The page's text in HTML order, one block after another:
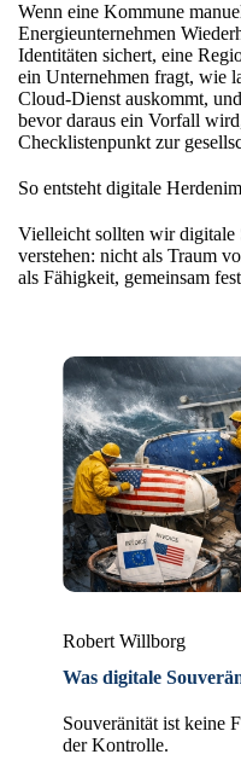
Wenn eine Kommune
Energieunternehmen
Identitäten sichert, eine
ein Unternehmen fragt, wie
Cloud-Dienst auskommt,
bevor daraus ein Vorfall
Checklistenpunkt zur
So entsteht digitale
Vielleicht sollten wir digitale
verstehen: nicht als Traum
als Fähigkeit, gemeinsam
Robert Willborg
Was digitale
Souveränität ist keine
der Kontrolle.